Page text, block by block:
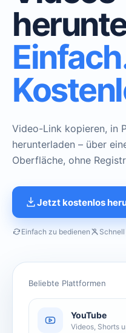
Video-Link kopieren, in
herunterladen – über
Oberfläche, ohne
Jetzt kostenlos
Einfach zu bedienen
Beliebte Plattformen
YouTube
Videos, Shorts